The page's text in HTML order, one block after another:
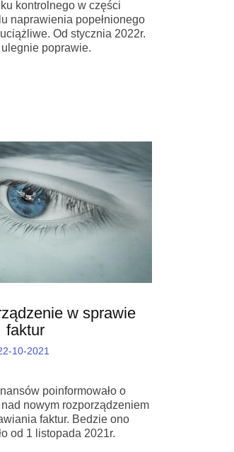
kontrolnego w części
naprawienia popełnionego
Od stycznia 2022r.
poprawie.
w sprawie
faktur
10-2021
poinformowało o
nowym rozporządzeniem
faktur. Bedzie ono
od 1 listopada 2021r.